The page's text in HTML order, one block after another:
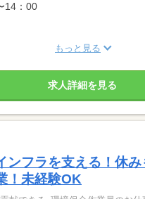
14：00
もっと見る
求人詳細を見る
ンフラを支える！休
！未経験OK